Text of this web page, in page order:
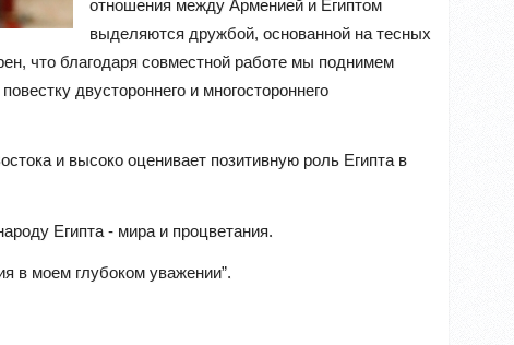
отношения между Арменией и Египтом
выделяются дружбой, основанной на тесных
что благодаря совместной работе мы поднимем
двустороннего и многостороннего
и высоко оценивает позитивную роль Египта в
Египта - мира и процветания.
в моем глубоком уважении”.